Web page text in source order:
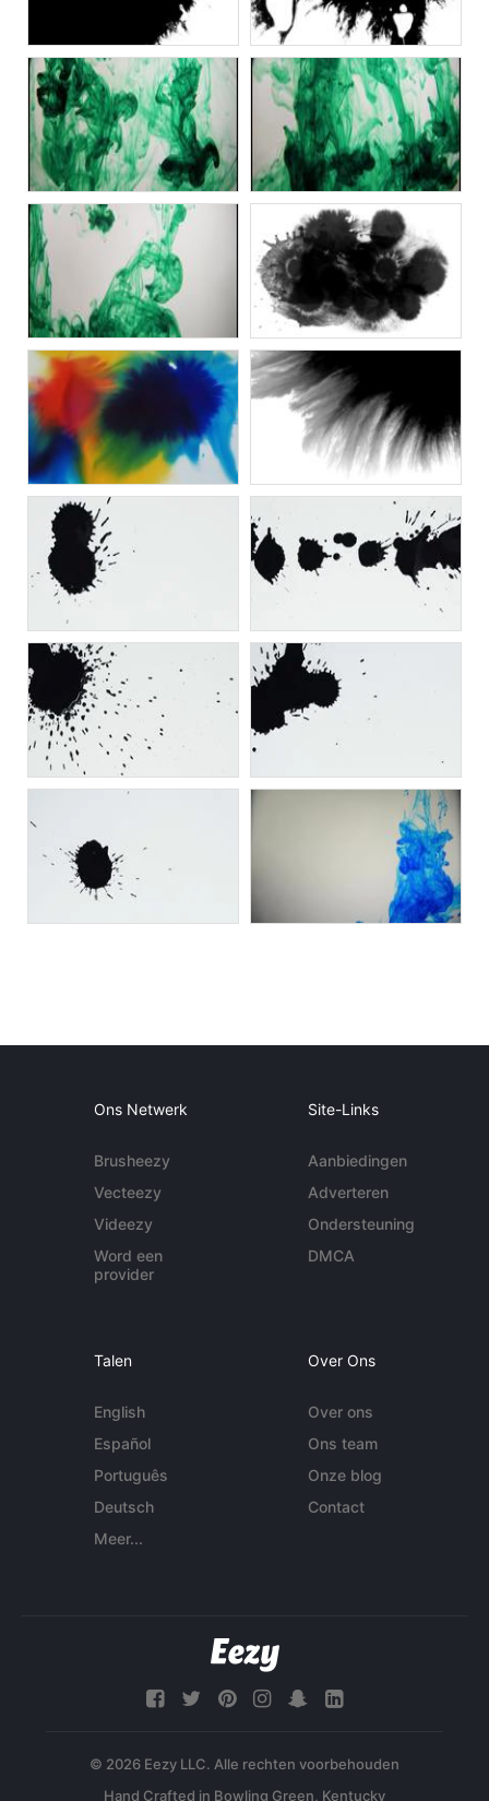
Ons Netwerk
Brusheezy
Vecteezy
Videezy
Word een
provider
Site-Links
Aanbiedingen
Adverteren
Ondersteuning
DMCA
Talen
English
Español
Português
Deutsch
Meer...
Over Ons
Over ons
Ons team
Onze blog
Contact
© 2026 Eezy LLC. Alle rechten voorbehouden